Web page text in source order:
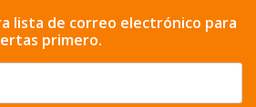
lista de correo electrónico para
primero.